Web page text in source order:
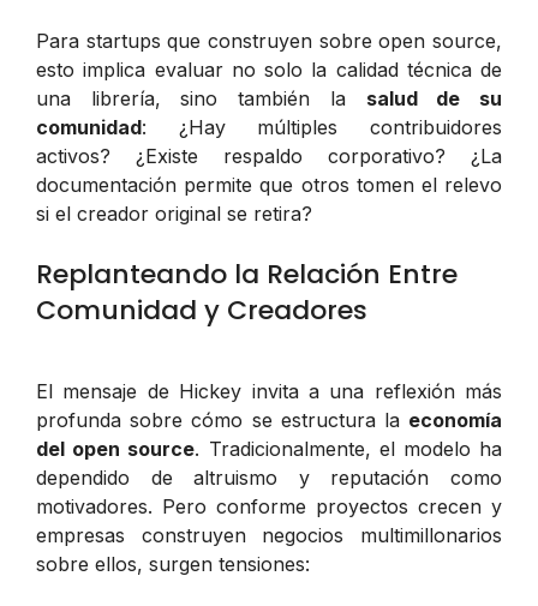
Para startups que construyen sobre open source,
esto implica evaluar no solo la calidad técnica de
una librería, sino también la salud de su
comunidad: ¿Hay múltiples contribuidores
activos? ¿Existe respaldo corporativo? ¿La
documentación permite que otros tomen el relevo
si el creador original se retira?
Replanteando la Relación Entre
Comunidad y Creadores
El mensaje de Hickey invita a una reflexión más
profunda sobre cómo se estructura la economía
del open source. Tradicionalmente, el modelo ha
dependido de altruismo y reputación como
motivadores. Pero conforme proyectos crecen y
empresas construyen negocios multimillonarios
sobre ellos, surgen tensiones: